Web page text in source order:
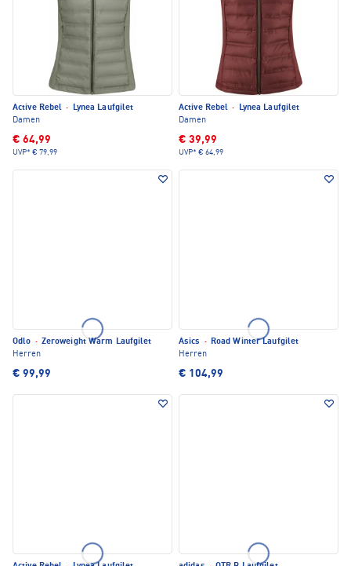
Active Rebel ·
Lynea Laufgilet
Damen
€ 64,99
UVP* € 79,99
Active Rebel ·
Lynea Laufgilet
Damen
€ 39,99
UVP* € 64,99
Odlo · Zeroweight Warm Laufgilet
Herren
€ 99,99
Asics · Road Winter Laufgilet
Herren
€ 104,99